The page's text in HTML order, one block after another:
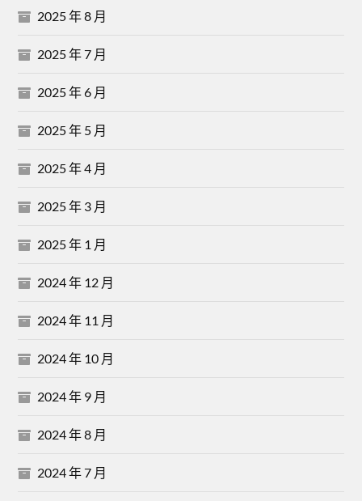
2025 年 8 月
2025 年 7 月
2025 年 6 月
2025 年 5 月
2025 年 4 月
2025 年 3 月
2025 年 1 月
2024 年 12 月
2024 年 11 月
2024 年 10 月
2024 年 9 月
2024 年 8 月
2024 年 7 月